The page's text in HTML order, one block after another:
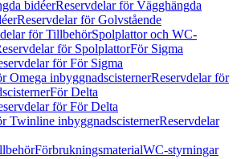
bidéerReservdelar för Vägghängda
Reservdelar för Golvstående
för TillbehörSpolplattor och WC-
för SpolplattorFör Sigma
för För Sigma
Omega inbyggnadscisternerReservdelar för
För Delta
för För Delta
Twinline inbyggnadscisternerReservdelar
FörbrukningsmaterialWC-styrningar